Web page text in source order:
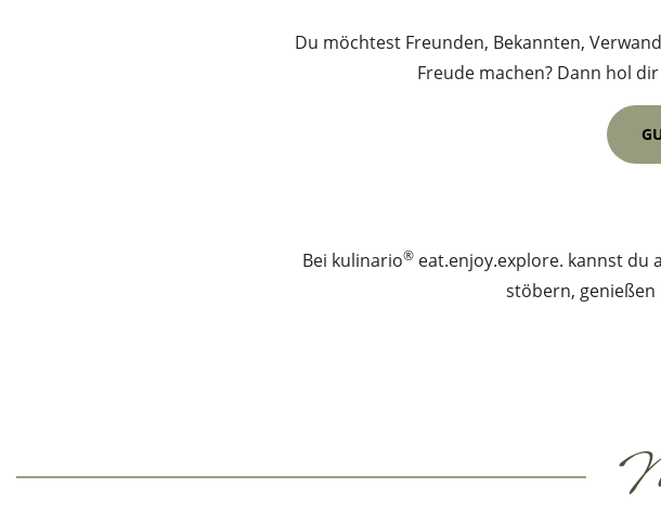
Du möchtest Freunden, Bekannten,
Freude machen? Dann hol
Bei kulinario® eat.enjoy.explore. kannst du
stöbern,